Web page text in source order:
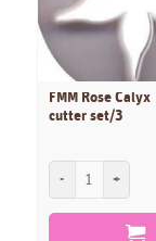
FMM Rose Calyx
cutter set/3